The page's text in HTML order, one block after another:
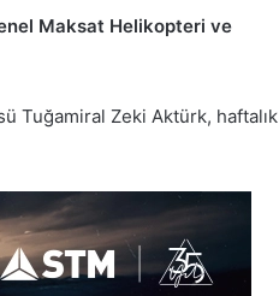
Maksat Helikopteri ve
Tuğamiral Zeki Aktürk, haftalık